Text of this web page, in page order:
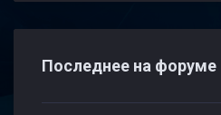
Последнее на форуме